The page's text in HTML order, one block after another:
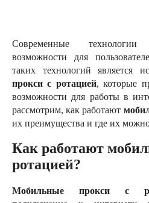
Современные
возможности для
таких технологий является
прокси с ротацией, которые
возможности для работы в
рассмотрим, как работают
их преимущества и где их
Как работают
ротацией?
Мобильные прокси с